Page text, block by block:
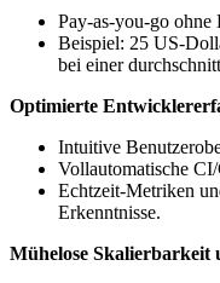
Pay-as-you-go ohne
Beispiel: 25 US-
bei einer
Optimierte
Intuitive
Vollautomatische
Echtzeit-Metriken
Erkenntnisse.
Mühelose Skalierbarkeit